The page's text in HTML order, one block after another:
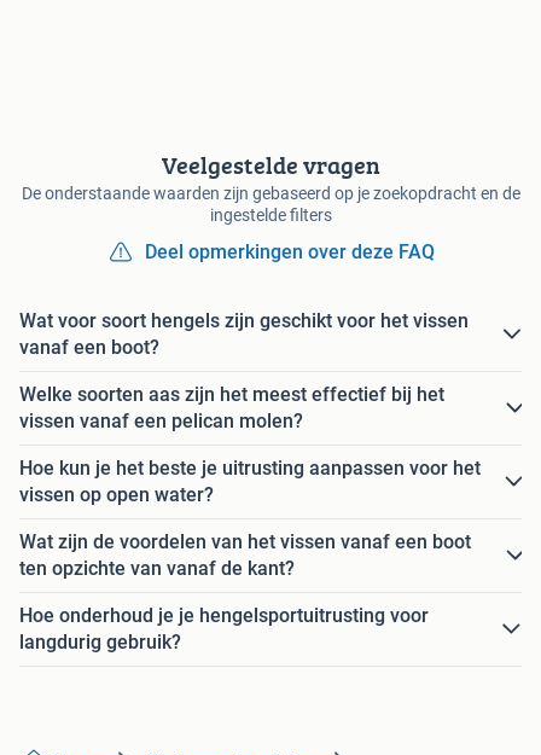
Veelgestelde vragen
De onderstaande waarden zijn gebaseerd op je zoekopdracht en de
ingestelde filters
Deel opmerkingen over deze FAQ
Wat voor soort hengels zijn geschikt voor het vissen
vanaf een boot?
Welke soorten aas zijn het meest effectief bij het
vissen vanaf een pelican molen?
Hoe kun je het beste je uitrusting aanpassen voor het
vissen op open water?
Wat zijn de voordelen van het vissen vanaf een boot
ten opzichte van vanaf de kant?
Hoe onderhoud je je hengelsportuitrusting voor
langdurig gebruik?